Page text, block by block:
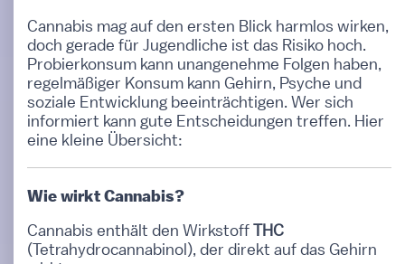
Cannabis mag auf den ersten Blick harmlos wirken,
doch gerade für Jugendliche ist das Risiko hoch.
Probierkonsum kann unangenehme Folgen haben,
regelmäßiger Konsum kann Gehirn, Psyche und
soziale Entwicklung beeinträchtigen. Wer sich
informiert kann gute Entscheidungen treffen. Hier
eine kleine Übersicht:
Wie wirkt Cannabis?
Cannabis enthält den WirkstoffTHC
(Tetrahydrocannabinol), der direkt auf das Gehirn